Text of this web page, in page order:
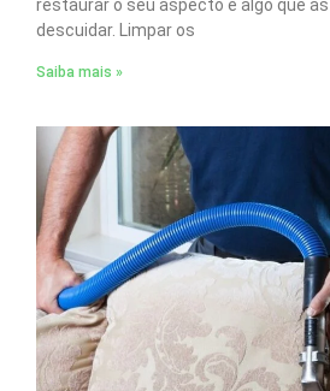
restaurar o seu aspecto é algo que
descuidar. Limpar os
Saiba mais »